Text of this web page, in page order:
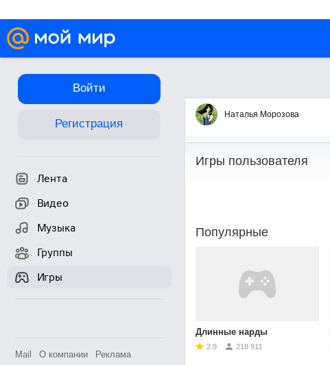
Войти
Регистрация
Лента
Видео
Музыка
Группы
Игры
Mail О компании
Реклама
Наталья Морозова
Игры
Игры пользователя
Популярные
Длинные нарды
2.9 218 911